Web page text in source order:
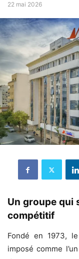
22 mai 2026
Un groupe qui
compétitif
Fondé en 1973,
imposé comme